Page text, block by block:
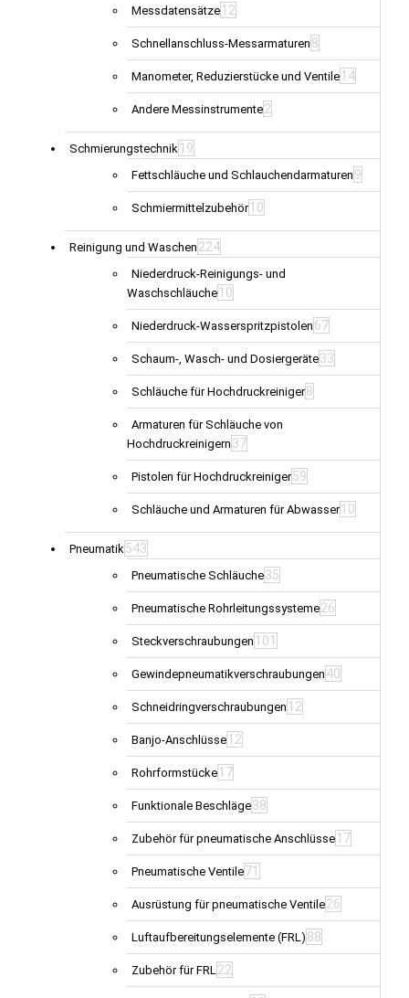
Messdatensätze 12
Schnellanschluss-Messarmaturen 8
Manometer, Reduzierstücke und Ventile 14
Andere Messinstrumente2
Schmierungstechnik 19
Fettschläuche und Schlauchendarmaturen 9
Schmiermittelzubehör 10
Reinigung und Waschen 224
Niederdruck-Reinigungs- und
Waschschläuche 10
Niederdruck-Wasserspritzpistolen 67
Schaum-, Wasch- und Dosiergeräte33
Schläuche für Hochdruckreiniger8
Armaturen für Schläuche von
Hochdruckreinigern 37
Pistolen für Hochdruckreiniger59
Schläuche und Armaturen für Abwasser 10
Pneumatik 543
Pneumatische Schläuche35
Pneumatische Rohrleitungssysteme26
Steckverschraubungen 101
Gewindepneumatikverschraubungen 40
Schneidringverschraubungen 12
Banjo-Anschlüsse 12
Rohrformstücke 17
Funktionale Beschläge38
Zubehör für pneumatische Anschlüsse 17
Pneumatische Ventile71
Ausrüstung für pneumatische Ventile26
Luftaufbereitungselemente (FRL) 88
Zubehör für FRL 22